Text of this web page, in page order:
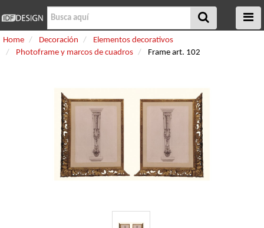
Home Decoración
Elementos decorativos
Photoframe y marcos de cuadros
Frame art. 102